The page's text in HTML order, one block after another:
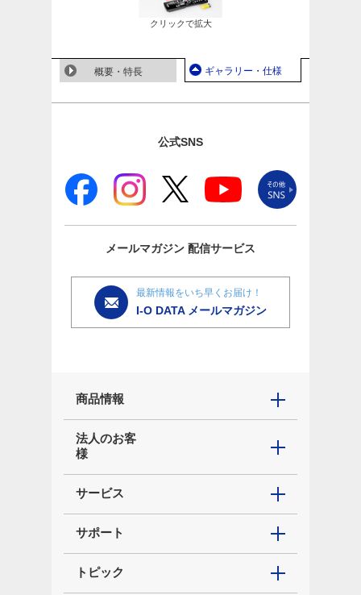
クリックで拡大
概要・特長 ギャラリー・仕様
公式SNS
メールマガジン 配信サービス
最新情報をいち早くお届け！
I-O DATA メールマガジン
商品情報
法人のお客
様
サービス
サポート
トピック